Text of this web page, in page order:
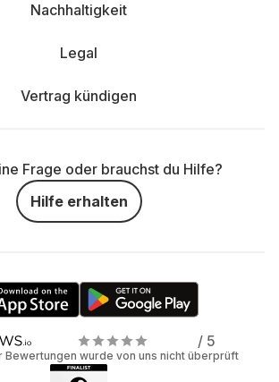
Nachhaltigkeit
Legal
Vertrag kündigen
Frage oder brauchst du Hilfe?
Hilfe erhalten
/ 5
Bewertungen wurde von uns nicht überprüft